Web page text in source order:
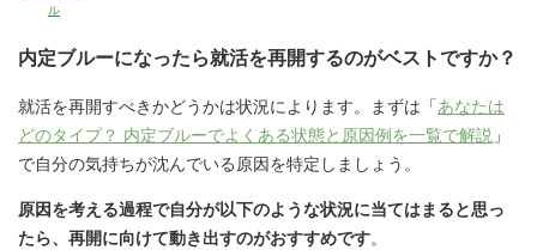
ル
内定ブルーになったら就活を再開するのがベストですか？
就活を再開すべきかどうかは状況によります。まずは「あなたは
どのタイプ？ 内定ブルーでよくある状態と原因例を一覧で解説 」
で自分の気持ちが沈んでいる原因を特定しましょう。
原因を考える過程で自分が以下のような状況に当てはまると思っ
たら、再開に向けて動き出すのがおすすめです。